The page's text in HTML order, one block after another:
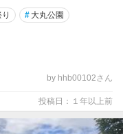
# 大丸公園
by hhb00102さん
投稿日：１年以上前